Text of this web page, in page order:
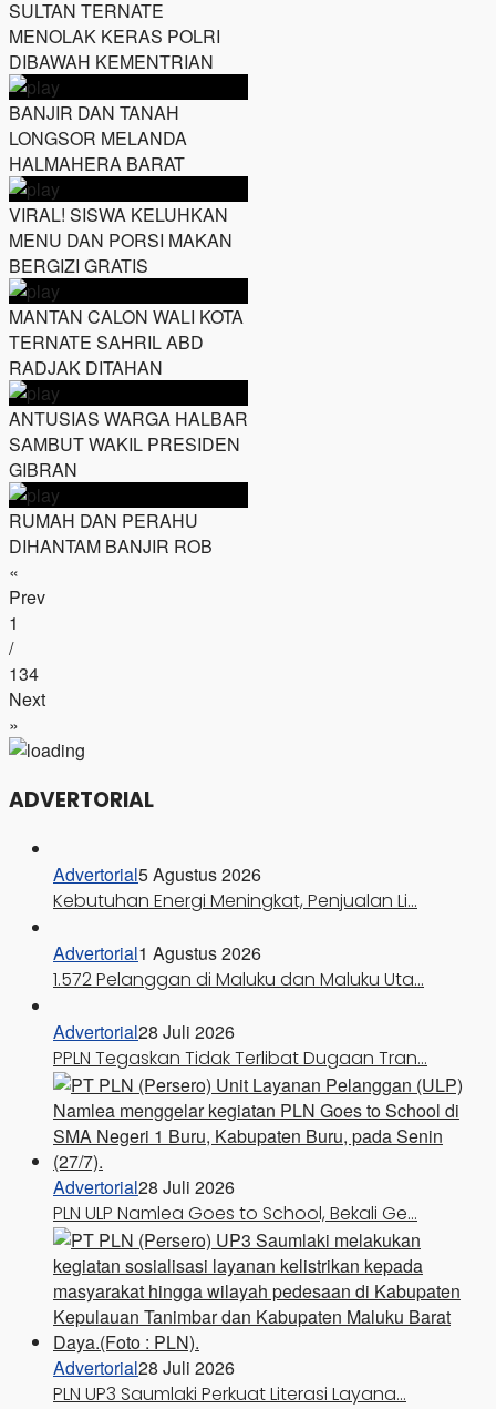
SULTAN TERNATE
MENOLAK KERAS POLRI
DIBAWAH KEMENTRIAN
BANJIR DAN TANAH
LONGSOR MELANDA
HALMAHERA BARAT
VIRAL! SISWA KELUHKAN
MENU DAN PORSI MAKAN
BERGIZI GRATIS
MANTAN CALON WALI KOTA
TERNATE SAHRIL ABD
RADJAK DITAHAN
ANTUSIAS WARGA HALBAR
SAMBUT WAKIL PRESIDEN
GIBRAN
RUMAH DAN PERAHU
DIHANTAM BANJIR ROB
«
Prev
1
/
134
Next
»
ADVERTORIAL
Advertorial5 Agustus 2026
Kebutuhan Energi Meningkat, Penjualan Li…
Advertorial1 Agustus 2026
1.572 Pelanggan di Maluku dan Maluku Uta…
Advertorial28 Juli 2026
PPLN Tegaskan Tidak Terlibat Dugaan Tran…
Advertorial28 Juli 2026
PLN ULP Namlea Goes to School, Bekali Ge…
Advertorial28 Juli 2026
PLN UP3 Saumlaki Perkuat Literasi Layana…